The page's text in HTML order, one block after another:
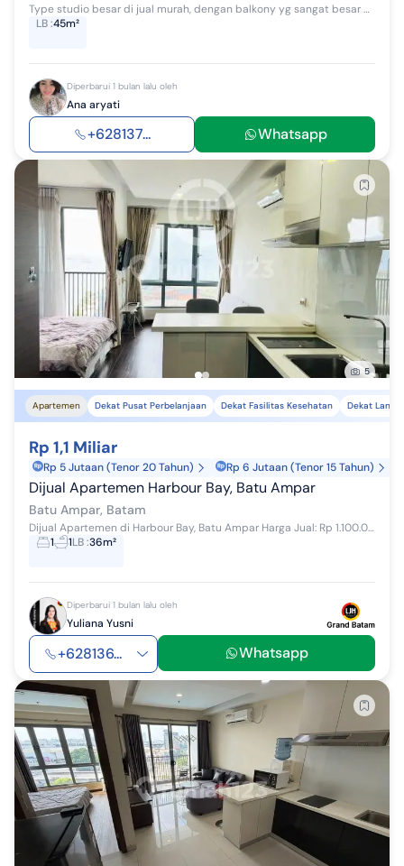
Type studio besar di jual murah, dengan balkony yg sangat besar menghadap ke laut dan hotel marriot, full furnished dengan interior yg cantik dan m...
LB:45m²
Diperbarui 1 bulan lalu oleh
Ana aryati
+628137... Whatsapp
5
Apartemen Dekat Pusat Perbelanjaan Dekat Fasilitas Kesehatan Dekat
Rp 1,1 Miliar
Rp 5 Jutaan (Tenor 20 Tahun) Rp 6 Jutaan (Tenor 15 Tahun)
Dijual Apartemen Harbour Bay, Batu Ampar
Batu Ampar, Batam
Dijual Apartemen di Harbour Bay, Batu Ampar Harga Jual: Rp 1.100.000.000 Spesifikasi Properti: - Luas Bangunan: 36 m² - Kondisi: Furnished - K...
1
1LB:36m²
Diperbarui 1 bulan lalu oleh
Yuliana Yusni
+628136... Whatsapp